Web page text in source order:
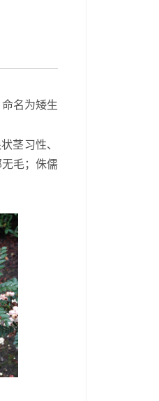
名为矮生
茎习性、
毛；侏儒